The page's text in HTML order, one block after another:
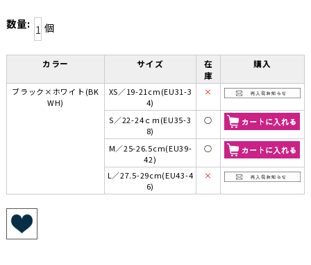
数量: 個
カラー サイズ
在
庫
購入
ブラック×ホワイト(BK
WH)
XS／19-21cm(EU31-3
4)
×
S／22-24ｃｍ(EU35-3
8)
○
M／25-26.5cm(EU39-
42)
○
L／27.5-29cm(EU43-4
6)
×